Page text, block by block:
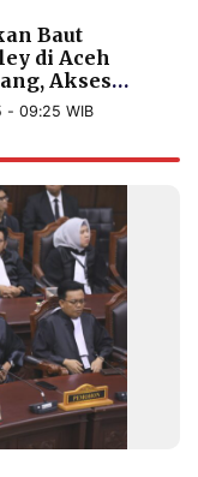
Baut
di Aceh
Akses
Aman
- 09:25 WIB